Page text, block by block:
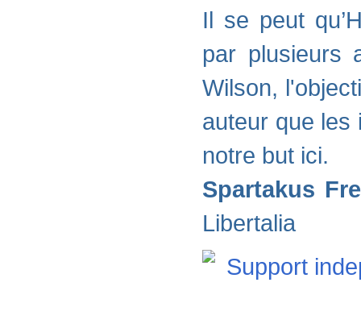
Il se peut
par plusieurs
Wilson,
auteur que les
notre but ici.
Spartakus
Libertalia